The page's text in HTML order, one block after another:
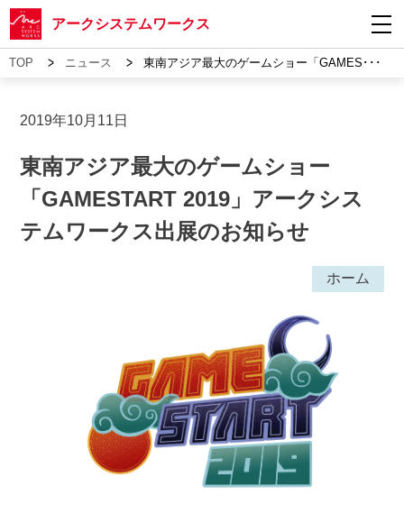
アークシステムワークス
TOP > ニュース > 東南アジア最大のゲームショー「GAMES･･･
2019年10月11日
東南アジア最大のゲームショー
「GAMESTART 2019」アークシス
テムワークス出展のお知らせ
ホーム